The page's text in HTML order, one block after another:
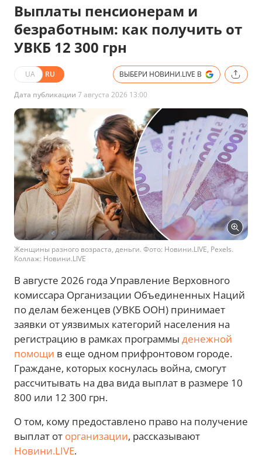
Выплаты пенсионерам и
безработным: как получить от
УВКБ 12 300 грн
UA RU ВЫБЕРИ НОВИНИ.LIVE В
Дата публикации 7 августа 2026 13:00
Женщины разного возраста, деньги. Фото: Новини.LIVE, Pexels.
Коллаж: Новини.LIVE
В августе 2026 года Управление Верховного
комиссара Организации Объединенных Наций
по делам беженцев (УВКБ ООН) принимает
заявки от уязвимых категорий населения на
регистрацию в рамках программы денежной
помощи в еще одном прифронтовом городе.
Граждане, которых коснулась война, смогут
рассчитывать на два вида выплат в размере 10
800 или 12 300 грн.
О том, кому предоставлено право на получение
выплат от организации, рассказывают
Новини.LIVE.